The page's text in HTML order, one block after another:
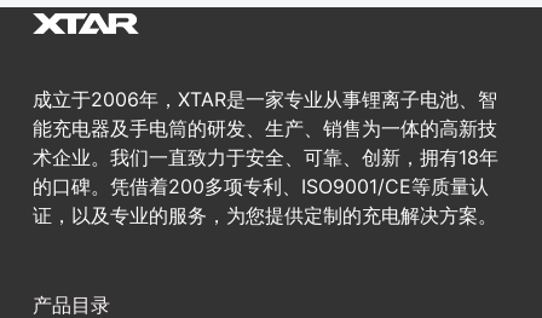
成立于2006年，XTAR是一家专业从事锂离子电池、智
能充电器及手电筒的研发、生产、销售为一体的高新技
术企业。我们一直致力于安全、可靠、创新，拥有18年
的口碑。凭借着200多项专利、ISO9001/CE等质量认
证，以及专业的服务，为您提供定制的充电解决方案。
产品目录